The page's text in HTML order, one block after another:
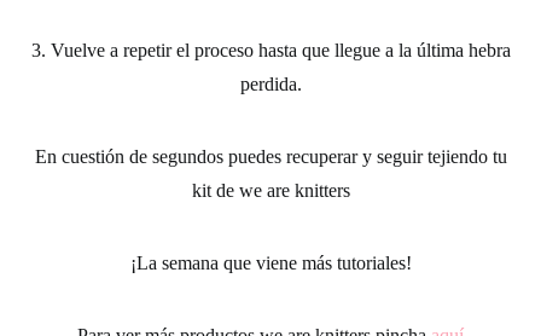
3. Vuelve a repetir el proceso hasta que llegue a la última hebra
perdida.
En cuestión de segundos puedes recuperar y seguir tejiendo tu
kit de we are knitters
¡La semana que viene más tutoriales!